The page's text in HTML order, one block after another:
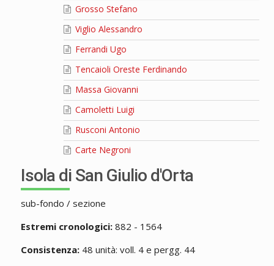
Grosso Stefano
Viglio Alessandro
Ferrandi Ugo
Tencaioli Oreste Ferdinando
Massa Giovanni
Camoletti Luigi
Rusconi Antonio
Carte Negroni
Isola di San Giulio d'Orta
sub-fondo / sezione
Estremi cronologici:882 - 1564
Consistenza:48 unità: voll. 4 e pergg. 44